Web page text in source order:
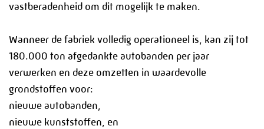
Informatie
PMF Industry Group
Bekijk contact gegevens
vastberadenheid om dit mogelijk te maken.
Wanneer de fabriek volledig operationeel is, kan zij tot
180.000 ton afgedankte autobanden per jaar
verwerken en deze omzetten in waardevolle
grondstoffen voor:
nieuwe autobanden,
nieuwe kunststoffen, en